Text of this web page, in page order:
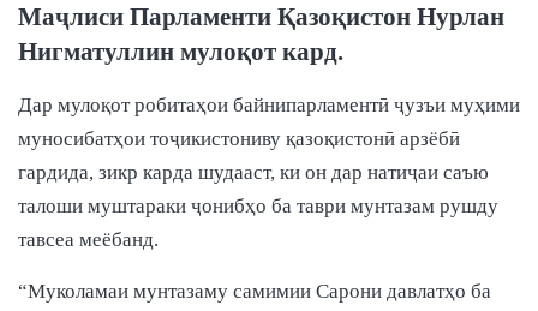
Маҷлиси Парламенти Қазоқистон Нурлан
Нигматуллин мулоқот кард.
Дар мулоқот робитаҳои байнипарламентӣ ҷузъи муҳими
муносибатҳои тоҷикистониву қазоқистонӣ арзёбӣ
гардида, зикр карда шудааст, ки он дар натиҷаи саъю
талоши муштараки ҷонибҳо ба таври мунтазам рушду
тавсеа меёбанд.
“Муколамаи мунтазаму самимии Сарони давлатҳо ба